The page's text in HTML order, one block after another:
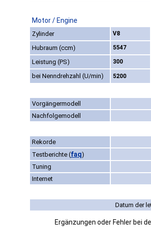
Motor / Engine
Zylinder V8
Hubraum (ccm)
5547
Leistung (PS)
300
bei Nenndrehzahl (U/min)
5200
Vorgängermodell
Nachfolgemodell
Rekorde
Testberichte (faq)
Tuning
Internet
Datum der
Ergänzungen oder Fehler bei